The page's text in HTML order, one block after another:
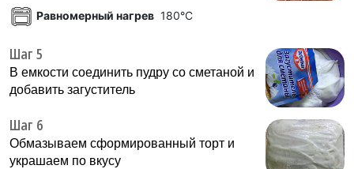
Равномерный нагрев 180°C
Шаг 5
В емкости соединить пудру со сметаной и
добавить загуститель
Шаг 6
Обмазываем сформированный торт и
украшаем по вкусу